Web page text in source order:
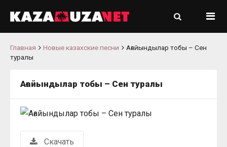
Главная Новые казахские песни
Ағайындылар тобы – Сен
туралы
Ағайындылар тобы – Сен туралы
Скачать